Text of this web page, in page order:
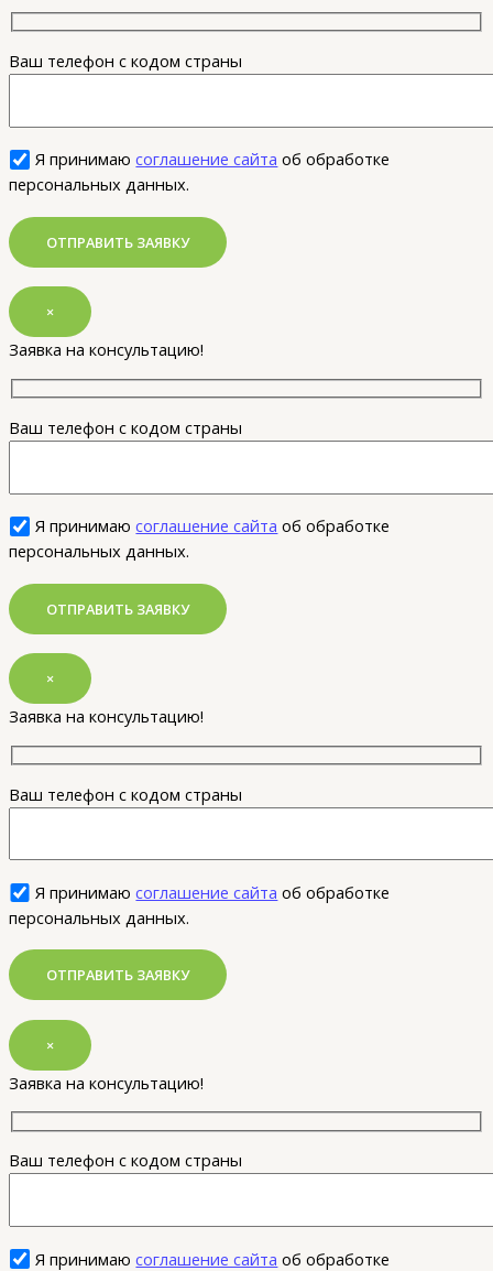
Ваш телефон с кодом страны
Я принимаюсоглашение сайта об обработке
персональных данных.
×
Заявка на консультацию!
Ваш телефон с кодом страны
Я принимаюсоглашение сайта об обработке
персональных данных.
×
Заявка на консультацию!
Ваш телефон с кодом страны
Я принимаюсоглашение сайта об обработке
персональных данных.
×
Заявка на консультацию!
Ваш телефон с кодом страны
Я принимаюсоглашение сайта об обработке